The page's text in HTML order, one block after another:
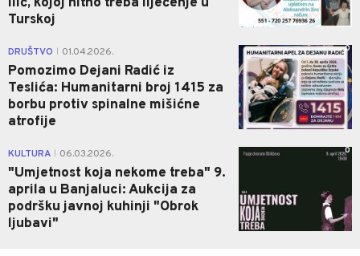
Turskoj
DRUŠTVO 01.04.2026.
Pomozimo Dejani Radić iz
Teslića: Humanitarni broj 1415 za
borbu protiv spinalne mišićne
atrofije
0
KULTURA 06.03.2026.
"Umjetnost koja nekome treba" 9.
aprila u Banjaluci: Aukcija za
podršku javnoj kuhinji "Obrok
ljubavi"
0